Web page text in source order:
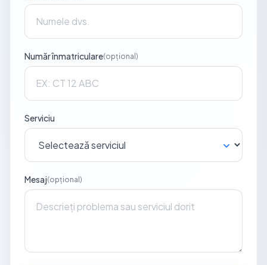
Număr înmatriculare(opțional)
Serviciu
Mesaj(opțional)